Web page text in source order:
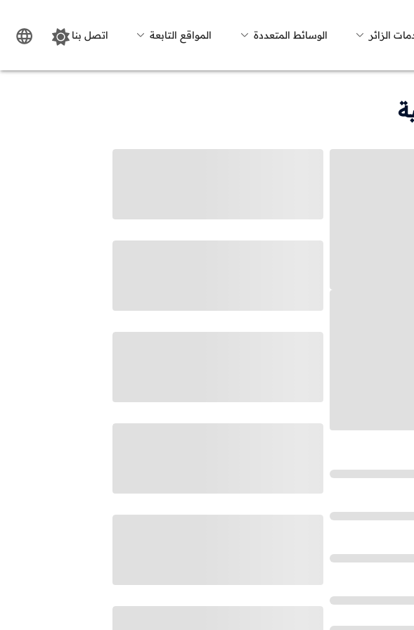
الزائر الوسائط المتعددة المواقع التابعة اتصل بنا